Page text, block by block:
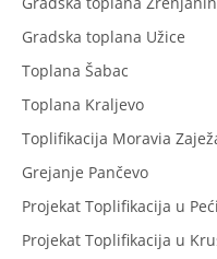
Gradska toplana Užice
Toplana Šabac
Toplana Kraljevo
Toplifikacija Moravia
Grejanje Pančevo
Projekat Toplifikacija u
Projekat Toplifikacija u